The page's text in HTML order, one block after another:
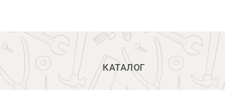
КАТАЛОГ